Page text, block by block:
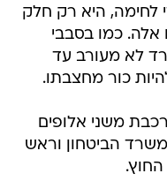
היא רק חלק
כמו בסבבי
לא מעורב עד
כור מחצבתו.
משני אלופים
הביטחון וראש